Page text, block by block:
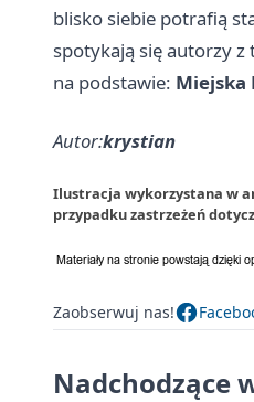
blisko siebie potrafią
spotykają się autorzy
na podstawie: Miejska
Autor:krystian
Ilustracja wykorzystana w
przypadku zastrzeżeń
Zaobserwuj nas!
Nadchodzące